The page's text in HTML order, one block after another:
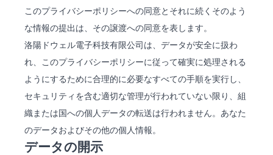
このプライバシーポリシーへの同意とそれに続くそのよう
な情報の提出は、その譲渡への同意を表します。
洛陽ドウェル電子科技有限公司は、データが安全に扱わ
れ、このプライバシーポリシーに従って確実に処理される
ようにするために合理的に必要なすべての手順を実行し、
セキュリティを含む適切な管理が行われていない限り、組
織または国への個人データの転送は行われません。あなた
のデータおよびその他の個人情報。
データの開示